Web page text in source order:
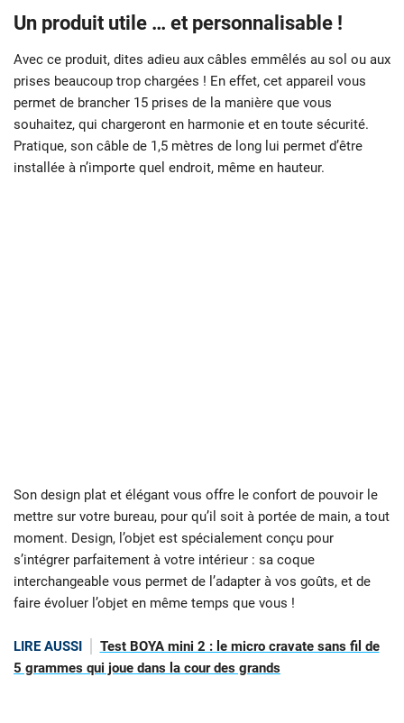
Un produit utile … et personnalisable !
Avec ce produit, dites adieu aux câbles emmêlés au sol ou aux
prises beaucoup trop chargées ! En effet, cet appareil vous
permet de brancher 15 prises de la manière que vous
souhaitez, qui chargeront en harmonie et en toute sécurité.
Pratique, son câble de 1,5 mètres de long lui permet d’être
installée à n’importe quel endroit, même en hauteur.
Son design plat et élégant vous offre le confort de pouvoir le
mettre sur votre bureau, pour qu’il soit à portée de main, a tout
moment. Design, l’objet est spécialement conçu pour
s’intégrer parfaitement à votre intérieur : sa coque
interchangeable vous permet de l’adapter à vos goûts, et de
faire évoluer l’objet en même temps que vous !
LIRE AUSSI
Test BOYA mini 2 : le micro cravate sans fil de
5 grammes qui joue dans la cour des grands